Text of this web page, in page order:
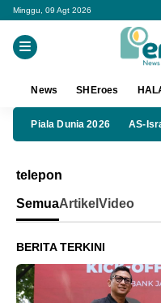
Minggu, 09 Agt 2026
News SHEroes
Piala Dunia 2026 AS-
telepon
SemuaArtikel Video
BERITA TERKINI